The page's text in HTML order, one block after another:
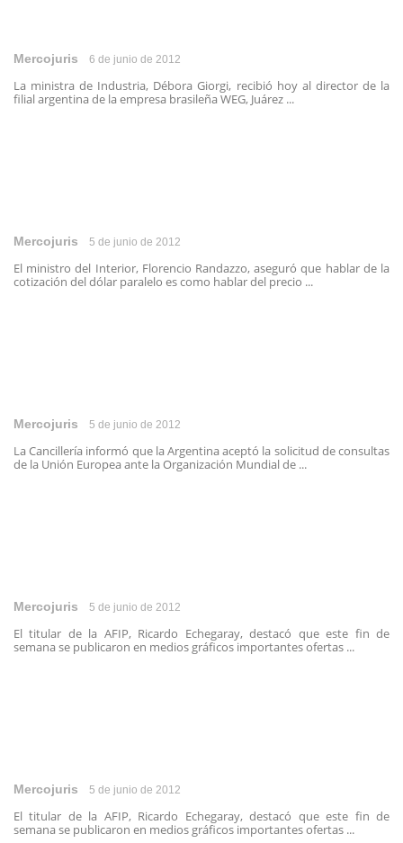
Mercojuris 6 de junio de 2012
La ministra de Industria, Débora Giorgi, recibió hoy al director de la
filial argentina de la empresa brasileña WEG, Juárez ...
Mercojuris 5 de junio de 2012
El ministro del Interior, Florencio Randazzo, aseguró que hablar de la
cotización del dólar paralelo es como hablar del precio ...
Mercojuris 5 de junio de 2012
La Cancillería informó que la Argentina aceptó la solicitud de consultas
de la Unión Europea ante la Organización Mundial de ...
Mercojuris 5 de junio de 2012
El titular de la AFIP, Ricardo Echegaray, destacó que este fin de
semana se publicaron en medios gráficos importantes ofertas ...
Mercojuris 5 de junio de 2012
El titular de la AFIP, Ricardo Echegaray, destacó que este fin de
semana se publicaron en medios gráficos importantes ofertas ...